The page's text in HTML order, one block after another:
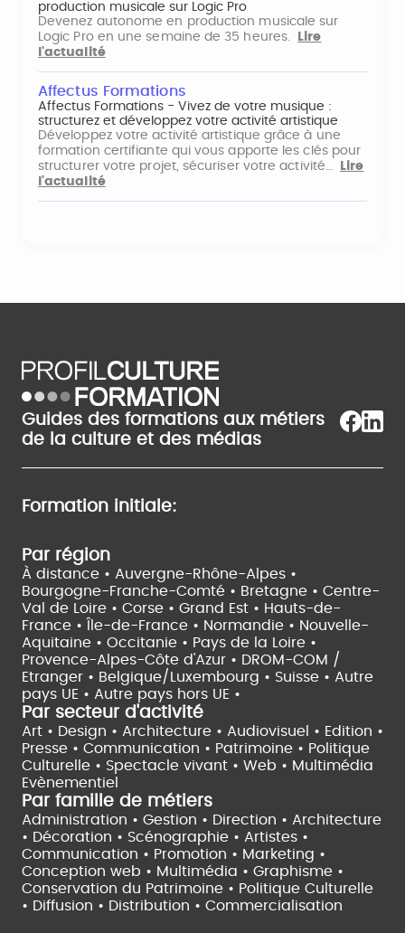
production musicale sur Logic Pro
Devenez autonome en production musicale sur
Logic Pro en une semaine de 35 heures.
Lire
l'actualité
Affectus Formations
Affectus Formations - Vivez de votre musique :
structurez et développez votre activité artistique
Développez votre activité artistique grâce à une
formation certifiante qui vous apporte les clés pour
structurer votre projet, sécuriser votre activité…
Lire
l'actualité
Guides des formations aux métiers
de la culture et des médias
Formation initiale:
Par région
À distance • Auvergne-Rhône-Alpes •
Bourgogne-Franche-Comté • Bretagne • Centre-
Val de Loire • Corse • Grand Est • Hauts-de-
France •
Île-de-France • Normandie • Nouvelle-
Aquitaine • Occitanie • Pays de la Loire •
Provence-Alpes-Côte d'Azur • DROM-COM /
Etranger • Belgique/Luxembourg • Suisse • Autre
pays UE • Autre pays hors UE •
Par secteur d'activité
Art • Design • Architecture • Audiovisuel • Edition •
Presse • Communication • Patrimoine • Politique
Culturelle • Spectacle vivant • Web • Multimédia
Evènementiel
Par famille de métiers
Administration • Gestion • Direction • Architecture
• Décoration • Scénographie • Artistes •
Communication • Promotion • Marketing •
Conception web • Multimédia • Graphisme •
Conservation du Patrimoine • Politique Culturelle
• Diffusion • Distribution • Commercialisation